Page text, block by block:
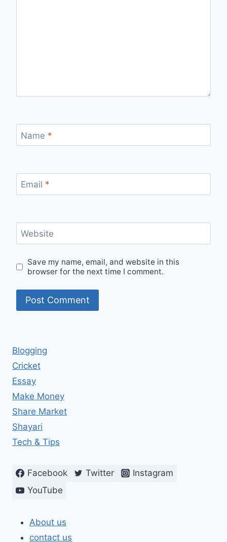
Name *
Email *
Website
Save my name, email, and website in this
browser for the next time I comment.
Blogging
Cricket
Essay
Make Money
Share Market
Shayari
Tech & Tips
Facebook Twitter
Instagram
YouTube
About us
contact us